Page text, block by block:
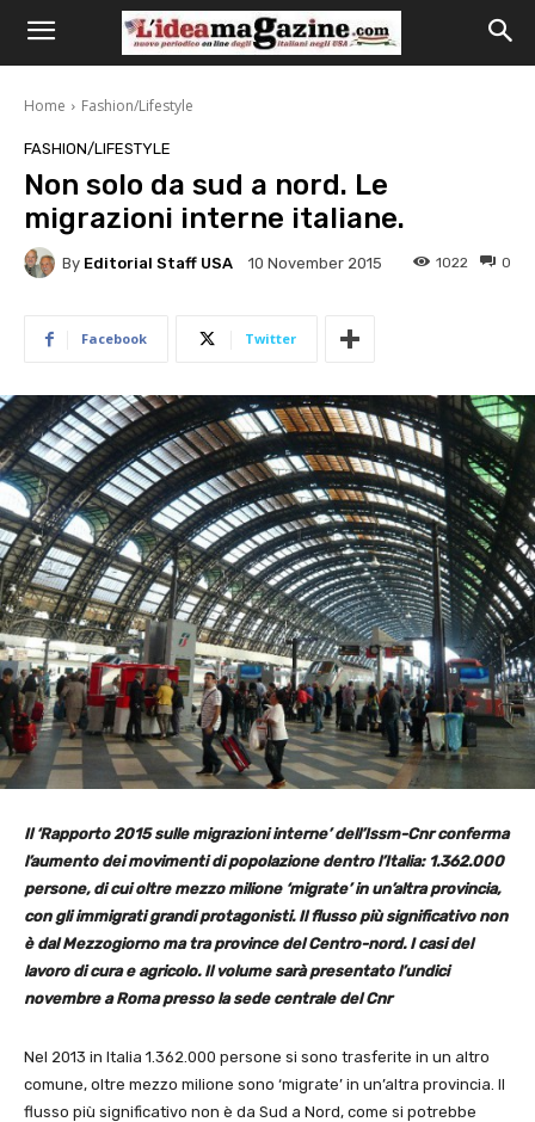
Home Fashion/Lifestyle
FASHION/LIFESTYLE
Non solo da sud a nord. Le
migrazioni interne italiane.
By Editorial Staff USA 10 November 2015 0
1022
Facebook Twitter
Il ‘Rapporto 2015 sulle migrazioni interne’ dell’Issm-Cnr conferma
l’aumento dei movimenti di popolazione dentro l’Italia: 1.362.000
persone, di cui oltre mezzo milione ‘migrate’ in un’altra provincia,
con gli immigrati grandi protagonisti. Il flusso più significativo non
è dal Mezzogiorno ma tra province del Centro-nord. I casi del
lavoro di cura e agricolo. Il volume sarà presentato l’undici
novembre a Roma presso la sede centrale del Cnr
Nel 2013 in Italia 1.362.000 persone si sono trasferite in un altro
comune, oltre mezzo milione sono ‘migrate’ in un’altra provincia. Il
flusso più significativo non è da Sud a Nord, come si potrebbe